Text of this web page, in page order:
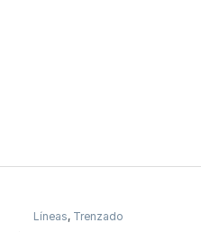
Líneas, Trenzado